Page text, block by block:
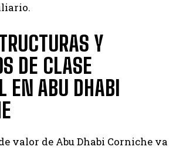
Y
DE CLASE
EN ABU DHABI
valor de Abu Dhabi Corniche va